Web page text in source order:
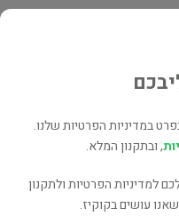
במדיניות הפרטיות שלנו.
, ובתקנון המלא.
למדיניות הפרטיות ולתקנון
עושים בקוקיז.